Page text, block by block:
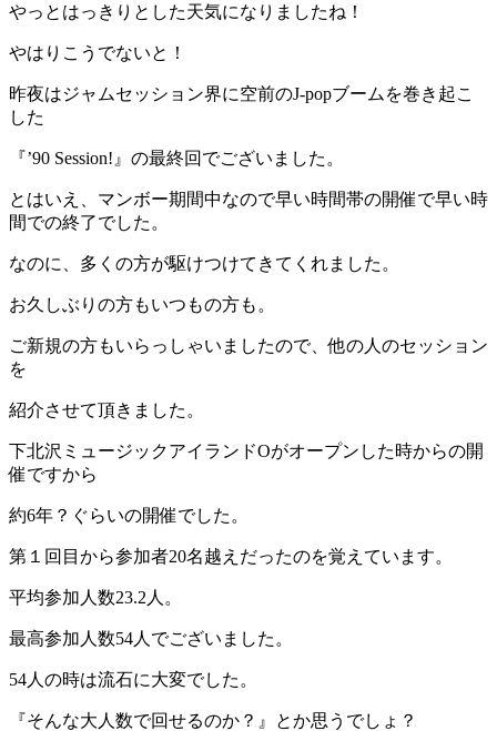
やっとはっきりとした天気になりましたね！
やはりこうでないと！
昨夜はジャムセッション界に空前のJ-popブームを巻き起こ
した
『’90 Session!』の最終回でございました。
とはいえ、マンボー期間中なので早い時間帯の開催で早い時
間での終了でした。
なのに、多くの方が駆けつけてきてくれました。
お久しぶりの方もいつもの方も。
ご新規の方もいらっしゃいましたので、他の人のセッション
を
紹介させて頂きました。
下北沢ミュージックアイランドOがオープンした時からの開
催ですから
約6年？ぐらいの開催でした。
第１回目から参加者20名越えだったのを覚えています。
平均参加人数23.2人。
最高参加人数54人でございました。
54人の時は流石に大変でした。
『そんな大人数で回せるのか？』とか思うでしょ？